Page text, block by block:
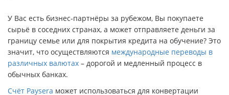
У Вас есть бизнес-партнёры за рубежом, Вы покупаете
сырьё в соседних странах, а может отправляете деньги за
границу семье или для покрытия кредита на обучение? Это
значит, что осуществляются международные переводы в
различных валютах – дорогой и медленный процесс в
обычных банках.
Счёт Paysera может использоваться для конвертации